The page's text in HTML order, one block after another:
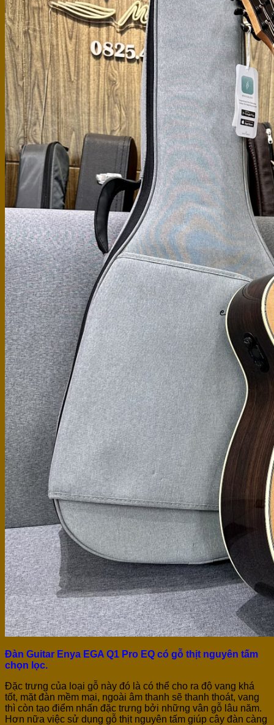
Đàn Guitar Enya EGA Q1 Pro EQ có gỗ thịt nguyên tấm
chọn lọc.
Đặc trưng của loại gỗ này đó là có thể cho ra độ vang khá
tốt, mặt đàn mềm mại, ngoài âm thanh sẽ thanh thoát, vang
thì còn tạo điểm nhấn đặc trưng bởi những vân gỗ lâu năm.
Hơn nữa việc sử dụng gỗ thịt nguyên tấm giúp cây đàn càng